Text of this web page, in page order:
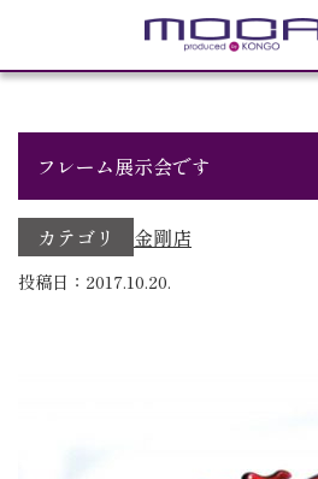
BLOG
フレーム展示会です
カテゴリ 金剛店
投稿日：2017.10.20.